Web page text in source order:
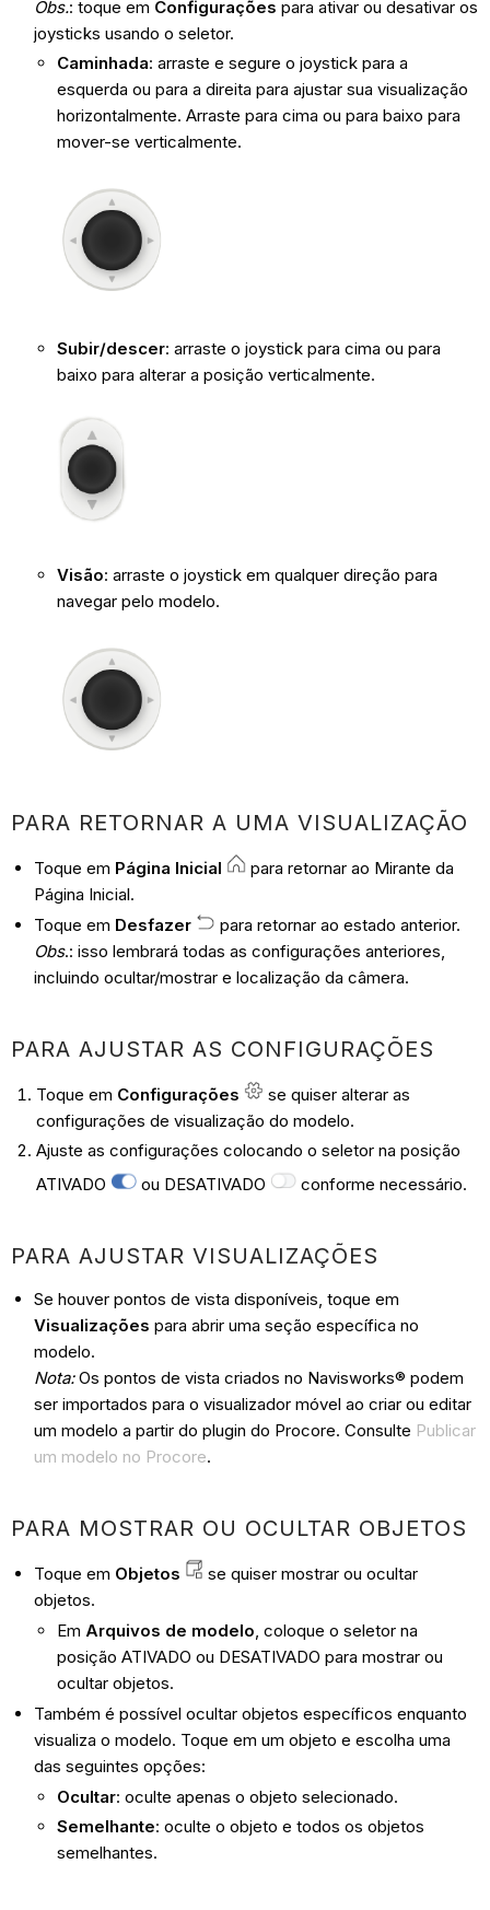
Obs.: toque em Configurações para ativar ou desativar os
joysticks usando o seletor.
Caminhada: arraste e segure o joystick para a
esquerda ou para a direita para ajustar sua visualização
horizontalmente. Arraste para cima ou para baixo para
mover-se verticalmente.
Subir/descer: arraste o joystick para cima ou para
baixo para alterar a posição verticalmente.
Visão: arraste o joystick em qualquer direção para
navegar pelo modelo.
PARA RETORNAR A UMA VISUALIZAÇÃO
Toque em Página Inicial
para retornar ao Mirante da
Página Inicial.
Toque em Desfazer
para retornar ao estado anterior.
Obs.: isso lembrará todas as configurações anteriores,
incluindo ocultar/mostrar e localização da câmera.
PARA AJUSTAR AS CONFIGURAÇÕES
Toque em Configurações
se quiser alterar as
configurações de visualização do modelo.
Ajuste as configurações colocando o seletor na posição
ATIVADO
ou DESATIVADO conforme necessário.
PARA AJUSTAR VISUALIZAÇÕES
Se houver pontos de vista disponíveis, toque em
Visualizaçõespara abrir uma seção específica no
modelo.
Nota:Os pontos de vista criados no Navisworks® podem
ser importados para o visualizador móvel ao criar ou editar
um modelo a partir do plugin do Procore. Consulte Publicar
um modelo no Procore.
PARA MOSTRAR OU OCULTAR OBJETOS
Toque em Objetos
se quiser mostrar ou ocultar
objetos.
Em Arquivos de modelo, coloque o seletor na
posição ATIVADO ou DESATIVADO para mostrar ou
ocultar objetos.
Também é possível ocultar objetos específicos enquanto
visualiza o modelo. Toque em um objeto e escolha uma
das seguintes opções:
Ocultar: oculte apenas o objeto selecionado.
Semelhante: oculte o objeto e todos os objetos
semelhantes.